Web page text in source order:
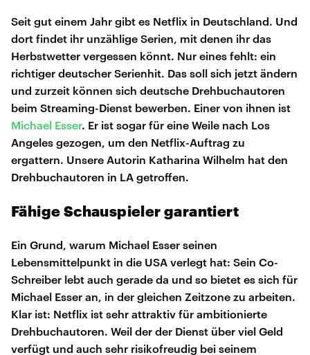
Seit gut einem Jahr gibt es Netflix in Deutschland. Und
dort findet ihr unzählige Serien, mit denen ihr das
Herbstwetter vergessen könnt. Nur eines fehlt: ein
richtiger deutscher Serienhit. Das soll sich jetzt ändern
und zurzeit können sich deutsche Drehbuchautoren
beim Streaming-Dienst bewerben. Einer von ihnen ist
Michael Esser. Er ist sogar für eine Weile nach Los
Angeles gezogen, um den Netflix-Auftrag zu
ergattern. Unsere Autorin Katharina Wilhelm hat den
Drehbuchautoren in LA getroffen.
Fähige Schauspieler garantiert
Ein Grund, warum Michael Esser seinen
Lebensmittelpunkt in die USA verlegt hat: Sein Co-
Schreiber lebt auch gerade da und so bietet es sich für
Michael Esser an, in der gleichen Zeitzone zu arbeiten.
Klar ist: Netflix ist sehr attraktiv für ambitionierte
Drehbuchautoren. Weil der der Dienst über viel Geld
verfügt und auch sehr risikofreudig bei seinem